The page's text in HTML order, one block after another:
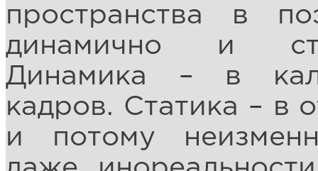
пространства в
динамично и
Динамика – в
кадров. Статика – в
и потому